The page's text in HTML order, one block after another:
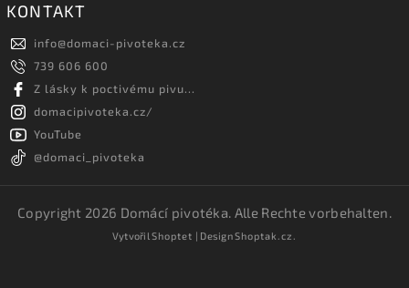
KONTAKT
info@domaci-pivoteka.cz
739 606 600
Z lásky k poctivému pivu...
domacipivoteka.cz/
YouTube
@domaci_pivoteka
Copyright 2026 Domácí pivotéka. Alle Rechte vorbehalten.
VytvořilShoptet | DesignShoptak.cz.